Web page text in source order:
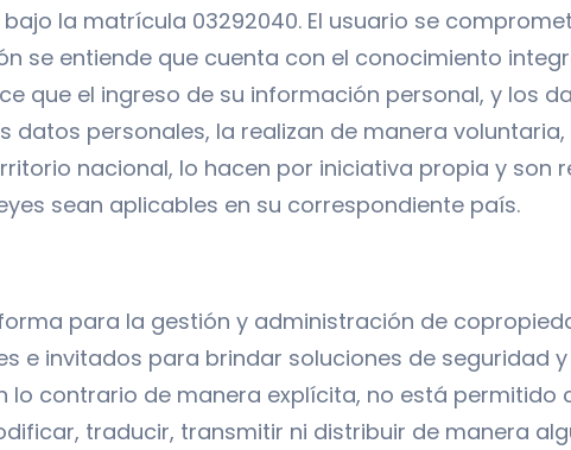
la matrícula 03292040. El usuario se
se entiende que cuenta con el conocimiento
que el ingreso de su información personal, y los
personales, la realizan de manera
nacional, lo hacen por iniciativa propia y son
sean aplicables en su correspondiente país.
para la gestión y administración de
e invitados para brindar soluciones de seguridad
contrario de manera explícita, no está permitido
traducir, transmitir ni distribuir de manera